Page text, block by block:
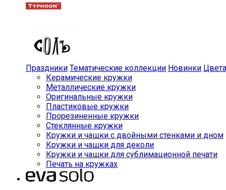
Праздники Тематические коллекции Новинки Цвета
Керамические кружки
Металлические кружки
Оригинальные кружки
Пластиковые кружки
Прорезиненные кружки
Стеклянные кружки
Кружки и чашки с двойными стенками и дном
Кружки и чашки для деколи
Кружки и чашки для сублимационной печати
Печать на кружках